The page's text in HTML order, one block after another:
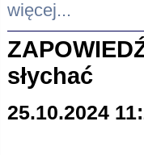
więcej...
słychać
25.10.2024